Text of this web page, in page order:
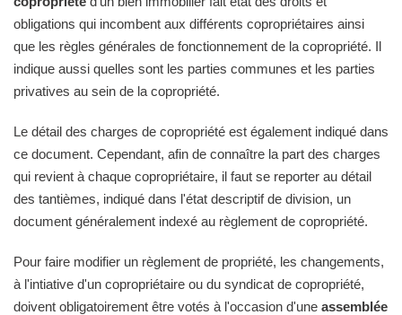
obligations qui incombent aux différents copropriétaires ainsi
que les règles générales de fonctionnement de la copropriété. Il
indique aussi quelles sont les parties communes et les parties
privatives au sein de la copropriété.
Le détail des charges de copropriété est également indiqué dans
ce document. Cependant, afin de connaître la part des charges
qui revient à chaque copropriétaire, il faut se reporter au détail
des tantièmes, indiqué dans l'état descriptif de division, un
document généralement indexé au règlement de copropriété.
Pour faire modifier un règlement de propriété, les changements,
à l'intiative d'un copropriétaire ou du syndicat de copropriété,
doivent obligatoirement être votés à l'occasion d'une assemblée